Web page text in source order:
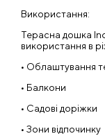
Використання:
Терасна дошка
використання в
• Облаштування
• Балкони
• Садові доріжки
• Зони відпочинку